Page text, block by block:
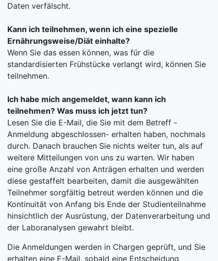
Daten verfälscht.
Kann ich teilnehmen, wenn ich eine spezielle
Ernährungsweise/Diät einhalte?
Wenn Sie das essen können, was für die
standardisierten Frühstücke verlangt wird, können Sie
teilnehmen.
Ich habe mich angemeldet, wann kann ich
teilnehmen? Was muss ich jetzt tun?
Lesen Sie die E-Mail, die Sie mit dem Betreff -
Anmeldung abgeschlossen- erhalten haben, nochmals
durch. Danach brauchen Sie nichts weiter tun, als auf
weitere Mitteilungen von uns zu warten. Wir haben
eine große Anzahl von Anträgen erhalten und werden
diese gestaffelt bearbeiten, damit die ausgewählten
Teilnehmer sorgfältig betreut werden können und die
Kontinuität von Anfang bis Ende der Studienteilnahme
hinsichtlich der Ausrüstung, der Datenverarbeitung und
der Laboranalysen gewahrt bleibt.
Die Anmeldungen werden in Chargen geprüft, und Sie
erhalten eine E-Mail, sobald eine Entscheidung